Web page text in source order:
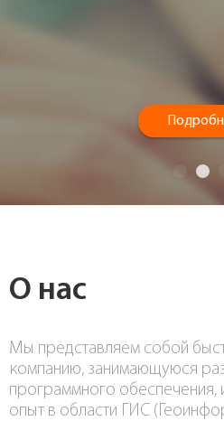
О нас
Мы представляем собой
компанию, занимающуюся
программного
опыт в области ГИС